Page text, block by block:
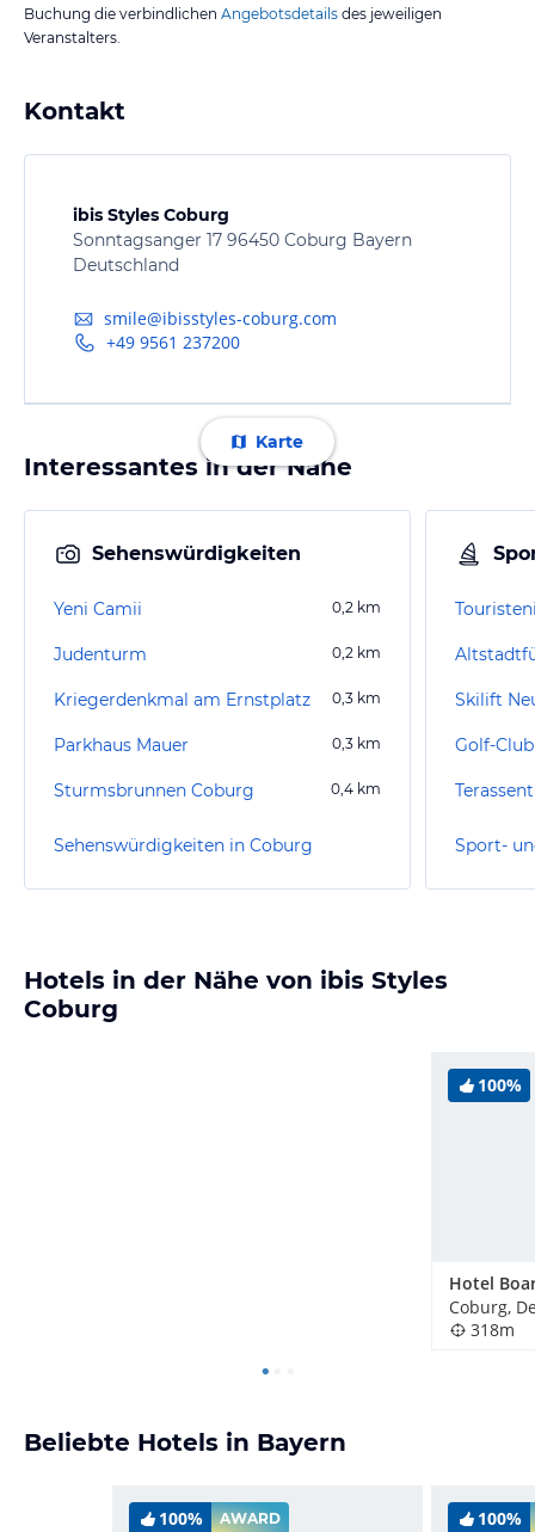
Buchung die verbindlichen Angebotsdetails des jeweiligen
Veranstalters.
Kontakt
ibis Styles Coburg
Sonntagsanger 17 96450 Coburg Bayern
Deutschland
smile@ibisstyles-coburg.com
+49 9561 237200
Karte
Interessantes in der Nähe
Sehenswürdigkeiten
Yeni Camii 0,2 km
Judenturm 0,2 km
Kriegerdenkmal am Ernstplatz 0,3 km
Parkhaus Mauer 0,3 km
Sturmsbrunnen Coburg 0,4 km
Sehenswürdigkeiten in Coburg
Skilift
Sport-
Hotels in der Nähe von ibis Styles
Coburg
100%
Coburg,
318m
Beliebte Hotels in Bayern
100% AWARD 100%